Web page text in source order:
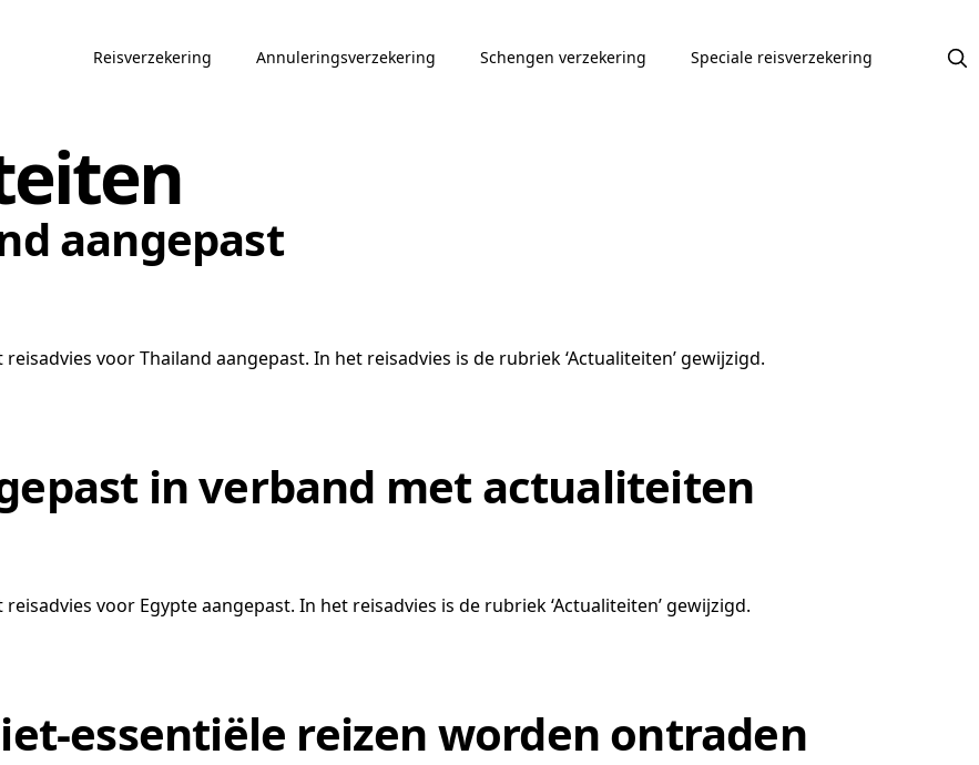
Reisverzekering Annuleringsverzekering Schengen verzekering Speciale reisverzekering
aangepast
voor Thailand aangepast. In het reisadvies is de rubriek ‘Actualiteiten’ gewijzigd.
in verband met actualiteiten
voor Egypte aangepast. In het reisadvies is de rubriek ‘Actualiteiten’ gewijzigd.
essentiële reizen worden ontraden